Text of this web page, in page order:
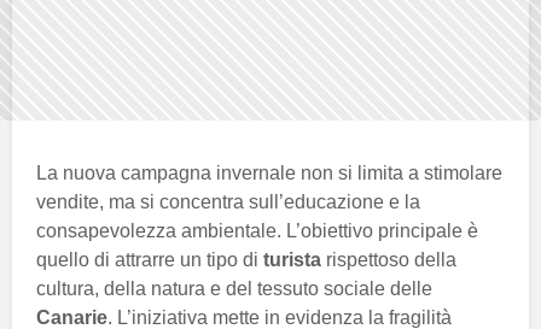
La nuova campagna invernale non si limita a stimolare
vendite, ma si concentra sull’educazione e la
consapevolezza ambientale. L’obiettivo principale è
quello di attrarre un tipo di turista rispettoso della
cultura, della natura e del tessuto sociale delle
Canarie. L’iniziativa mette in evidenza la fragilità